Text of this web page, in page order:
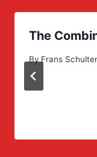
The
By Frans